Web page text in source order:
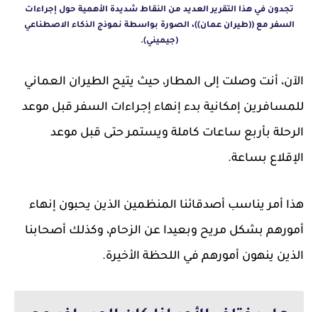
تجدون في هذا التقرير العديد من النقاط شديدة الأهمية حول إجراءات
السفر مع ((طيران عمان))، الصورة بواسطة نموذج الذكاء الاصطناعي
(جيميني).
الآن، أنت وصلت إلى المطار، حيث يتيح الطيران العماني
للمسافرين إمكانية بدء إنهاء إجراءات السفر قبل موعد
الرحلة بأربع ساعات كاملة ويستمر حتى قبل موعد
الإقلاع بساعة.
هذا أمر يناسب أصدقائنا المنظمين الذين يحبون إنهاء
أمورهم بشكل مريح وبعيدا عن الزحام، وكذلك أصحابنا
الذين ينهون أمورهم في اللحظة الأخيرة.